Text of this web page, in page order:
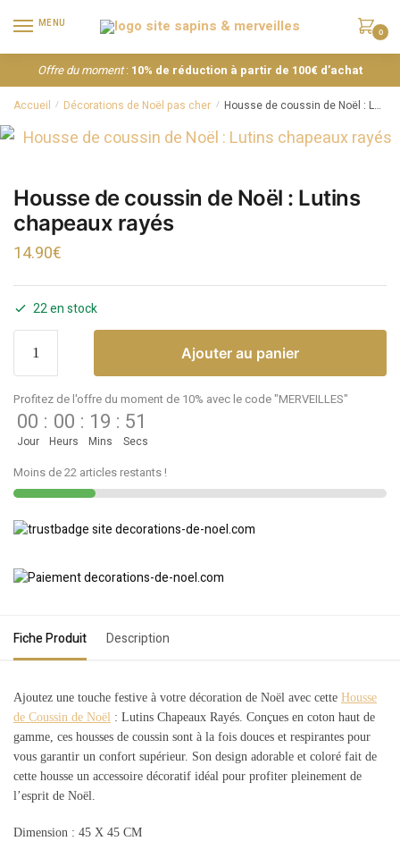
MENU
0
Offre du moment: 10% de réduction à partir de 100€ d’achat
Accueil / Décorations de Noël pas cher / Housse de coussin de Noël : Lutins chapeaux rayés
Housse de coussin de Noël : Lutins
chapeaux rayés
14.90€
22 en stock
Ajouter au panier
Profitez de l'offre du moment de 10% avec le code "MERVEILLES"
00
Jour
: 00
Heurs
: 19
Mins
: 51
Secs
Moins de 22 articles restants !
Fiche Produit Description
Ajoutez une touche festive à votre décoration de Noël avec cette Housse
de Coussin de Noël : Lutins Chapeaux Rayés. Conçues en coton haut de
gamme, ces housses de coussin sont à la fois douces et respirantes pour
vous garantir un confort supérieur. Son design adorable et coloré fait de
cette housse un accessoire décoratif idéal pour profiter pleinement de
l’esprit de Noël.
Dimension : 45 X 45 CM